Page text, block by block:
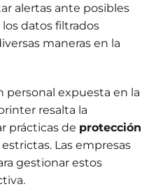
alertas ante posibles
datos filtrados
maneras en la
personal expuesta en la
resalta la
prácticas de protección
Las empresas
gestionar estos